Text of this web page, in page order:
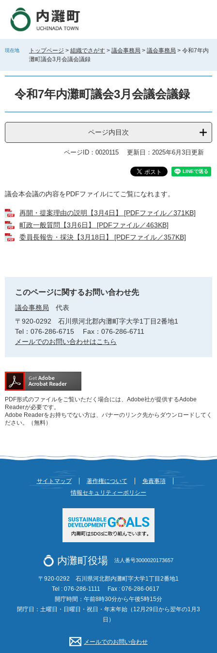
す
し
現在地 トップページ > 組織でさがす > 議会事務局 > 議会事務局 > 令和7年内
灘町議会3月会議会議録
令和7年内灘町議会3月会議会議録
ページ内目次
ページID：0020115 更新日：2025年6月3日更新
文
議会本会議の内容をPDFファイルにてご覧になれます。
​再開・提案理由の説明【3月4日】 [PDFファイル／371KB]
​町政一般質問【3月6日】 [PDFファイル／463KB]
委員長報告・採決【3月18日】 [PDFファイル／357KB]
このページに関するお問い合わせ先
議会事務局
代表
〒920-0292
石川県河北郡内灘町字大学1丁目2番地1
Tel：076-286-6715
Fax：076-286-6711
メールでのお問い合わせはこちら
PDF形式のファイルをご覧いただく場合には、Adobe社が提供するAdobe
Readerが必要です。
Adobe Readerをお持ちでない方は、バナーのリンク先からダウンロードしてく
ださい。（無料）
サイトマップ 著作権について
免責事項
情報セキュリティーポリシー
内灘町役場 法人番号3000020173657
〒920-0292 石川県河北郡内灘町字大学1丁目2番地1
Tel : 076-286-1111
Fax : 076-286-0617
開庁時間：午前8時30分から午後5時15分
閉庁日：土曜日・日曜日・祝日・年末年始（12月29日から翌年の1月3
日）
メールでのお問い合わせ